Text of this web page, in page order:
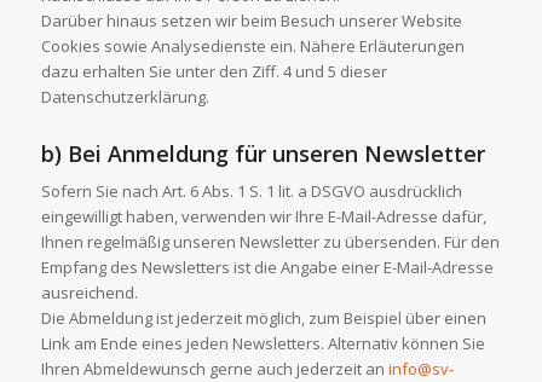
Darüber hinaus setzen wir beim Besuch unserer Website
Cookies sowie Analysedienste ein. Nähere Erläuterungen
dazu erhalten Sie unter den Ziff. 4 und 5 dieser
Datenschutzerklärung.
b) Bei Anmeldung für unseren Newsletter
Sofern Sie nach Art. 6 Abs. 1 S. 1 lit. a DSGVO ausdrücklich
eingewilligt haben, verwenden wir Ihre E-Mail-Adresse dafür,
Ihnen regelmäßig unseren Newsletter zu übersenden. Für den
Empfang des Newsletters ist die Angabe einer E-Mail-Adresse
ausreichend.
Die Abmeldung ist jederzeit möglich, zum Beispiel über einen
Link am Ende eines jeden Newsletters. Alternativ können Sie
Ihren Abmeldewunsch gerne auch jederzeit an info@sv-